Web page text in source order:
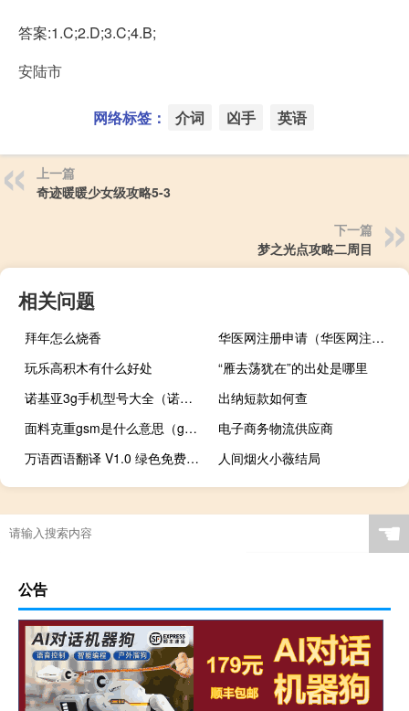
答案:1.C;2.D;3.C;4.B;
安陆市
网络标签： 介词 凶手 英语
上一篇
奇迹暖暖少女级攻略5-3
下一篇
梦之光点攻略二周目
相关问题
拜年怎么烧香
华医网注册申请（华医网注册）
玩乐高积木有什么好处
“雁去荡犹在”的出处是哪里
诺基亚3g手机型号大全（诺基亚3g）
出纳短款如何查
面料克重gsm是什么意思（gsm是什么意思）
电子商务物流供应商
万语西语翻译 V1.0 绿色免费版（万语西语翻译 V1.0 绿色免费版功能简介）
人间烟火小薇结局
☚
公告